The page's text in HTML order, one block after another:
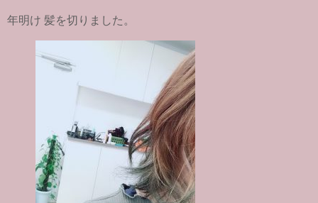
年明け 髪を切りました。